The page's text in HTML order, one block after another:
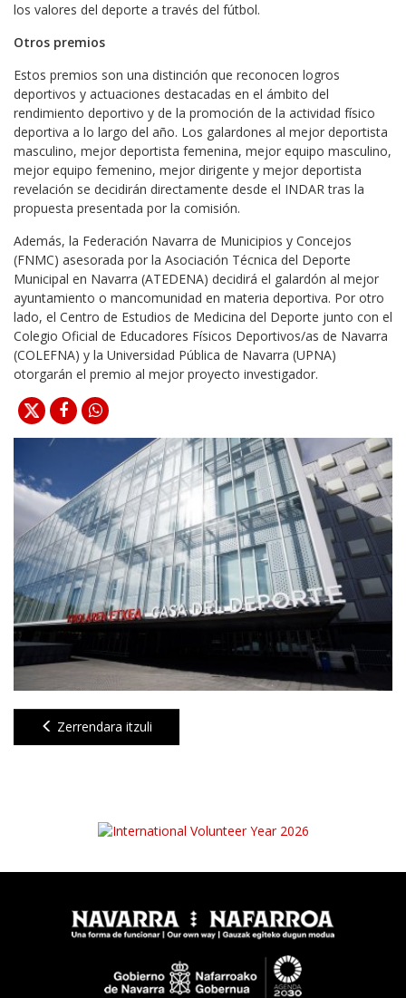
los valores del deporte a través del fútbol.
Otros premios
Estos premios son una distinción que reconocen logros
deportivos y actuaciones destacadas en el ámbito del
rendimiento deportivo y de la promoción de la actividad físico
deportiva a lo largo del año. Los galardones al mejor deportista
masculino, mejor deportista femenina, mejor equipo masculino,
mejor equipo femenino, mejor dirigente y mejor deportista
revelación se decidirán directamente desde el INDAR tras la
propuesta presentada por la comisión.
Además, la Federación Navarra de Municipios y Concejos
(FNMC) asesorada por la Asociación Técnica del Deporte
Municipal en Navarra (ATEDENA) decidirá el galardón al mejor
ayuntamiento o mancomunidad en materia deportiva. Por otro
lado, el Centro de Estudios de Medicina del Deporte junto con el
Colegio Oficial de Educadores Físicos Deportivos/as de Navarra
(COLEFNA) y la Universidad Pública de Navarra (UPNA)
otorgarán el premio al mejor proyecto investigador.
Zerrendara itzuli